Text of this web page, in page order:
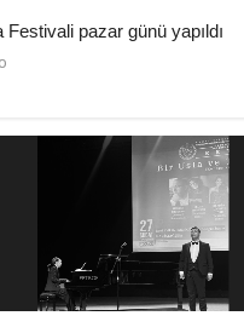
Festivali pazar günü yapıldı